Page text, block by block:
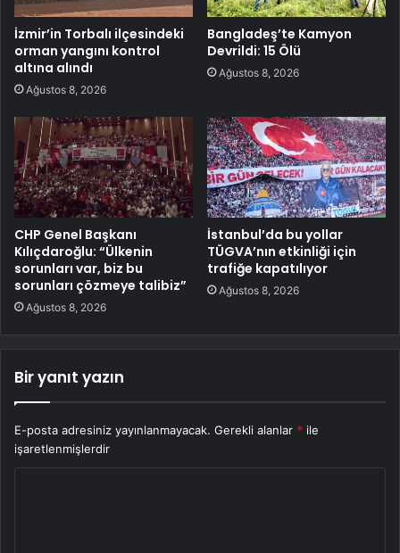
İzmir’in Torbalı ilçesindeki
orman yangını kontrol
altına alındı
Ağustos 8, 2026
Bangladeş’te Kamyon
Devrildi: 15 Ölü
Ağustos 8, 2026
CHP Genel Başkanı
Kılıçdaroğlu: “Ülkenin
sorunları var, biz bu
sorunları çözmeye talibiz”
Ağustos 8, 2026
İstanbul’da bu yollar
TÜGVA’nın etkinliği için
trafiğe kapatılıyor
Ağustos 8, 2026
Bir yanıt yazın
E-posta adresiniz yayınlanmayacak. Gerekli alanlar * ile
işaretlenmişlerdir